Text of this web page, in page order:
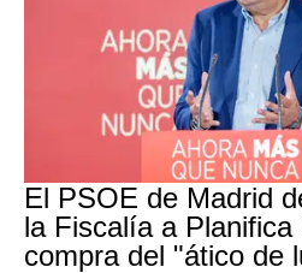
El PSOE de Madrid
la Fiscalía a Planifica
compra del "ático de